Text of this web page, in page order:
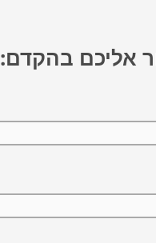
אליכם בהקדם: